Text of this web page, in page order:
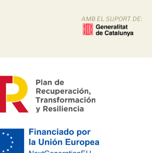
AMB EL SUPORT DE: